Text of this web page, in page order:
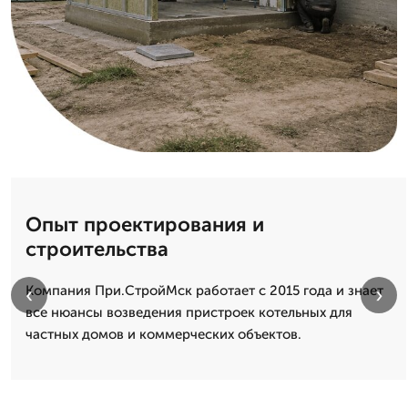
Опыт проектирования и
строительства
Компания При.СтройМск работает с 2015 года и знает
все нюансы возведения пристроек котельных для
частных домов и коммерческих объектов.
‹ ›